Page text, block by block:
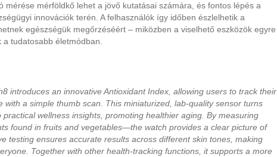
mérése mérföldkő lehet a jövő kutatásai számára, és fontos lépés a
innovációk terén. A felhasználók így időben észlelhetik a
egészségük megőrzéséért – miközben a viselhető eszközök egyre
tudatosabb életmódban.
introduces an innovative Antioxidant Index, allowing users to track their
with a simple thumb scan. This miniaturized, lab-quality sensor turns
wellness insights, promoting healthier aging. By measuring
found in fruits and vegetables—the watch provides a clear picture of
testing ensures accurate results across different skin tones, making
Together with other health-tracking functions, it supports a more